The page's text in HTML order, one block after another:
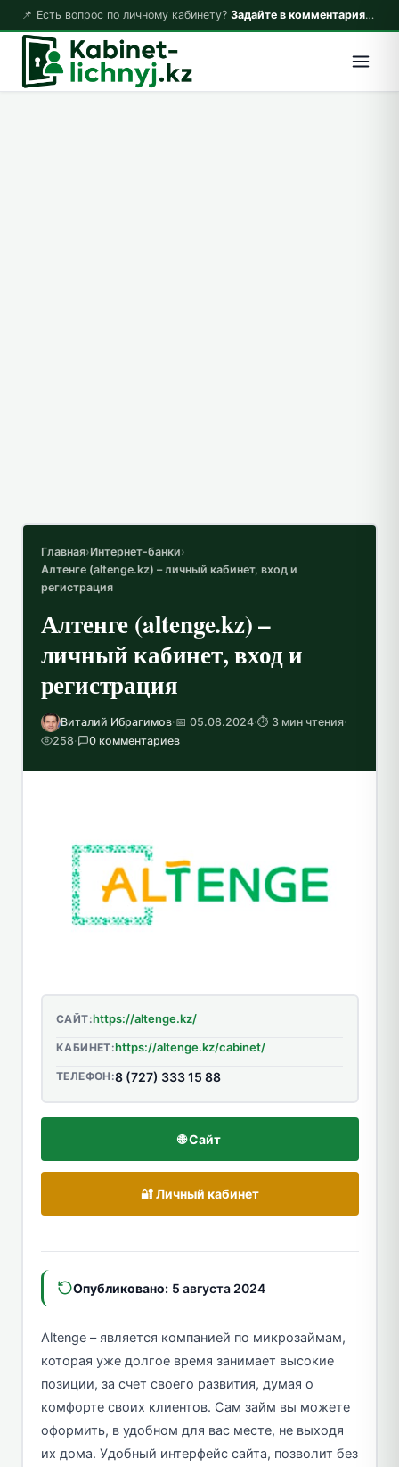
📌 Есть вопрос по личному кабинету? Задайте в комментариях — ответим!
Главная›Интернет-банки›
Алтенге (altenge.kz) – личный кабинет, вход и
регистрация
Алтенге (altenge.kz) –
личный кабинет, вход и
регистрация
Виталий Ибрагимов·📅 05.08.2024·⏱️ 3 мин чтения·
258· 0 комментариев
САЙТ:https://altenge.kz/
КАБИНЕТ:https://altenge.kz/cabinet/
ТЕЛЕФОН:8 (727) 333 15 88
🌐 Сайт
🔐 Личный кабинет
Опубликовано: 5 августа 2024
Altenge – является компанией по микрозаймам,
которая уже долгое время занимает высокие
позиции, за счет своего развития, думая о
комфорте своих клиентов. Сам займ вы можете
оформить, в удобном для вас месте, не выходя
их дома. Удобный интерфейс сайта, позволит без